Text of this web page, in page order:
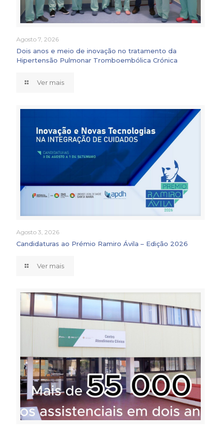
Agosto 7, 2026
Dois anos e meio de inovação no tratamento da
Hipertensão Pulmonar Tromboembólica Crónica
Ver mais
Agosto 3, 2026
Candidaturas ao Prémio Ramiro Ávila – Edição 2026
Ver mais